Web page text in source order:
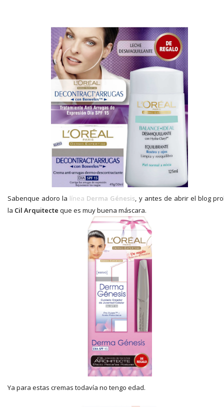
Sabenque adoro la línea Derma Génesis, y antes de abrir el blog
la Cil Arquitecte que es muy buena máscara.
Ya para estas cremas todavía no tengo edad.